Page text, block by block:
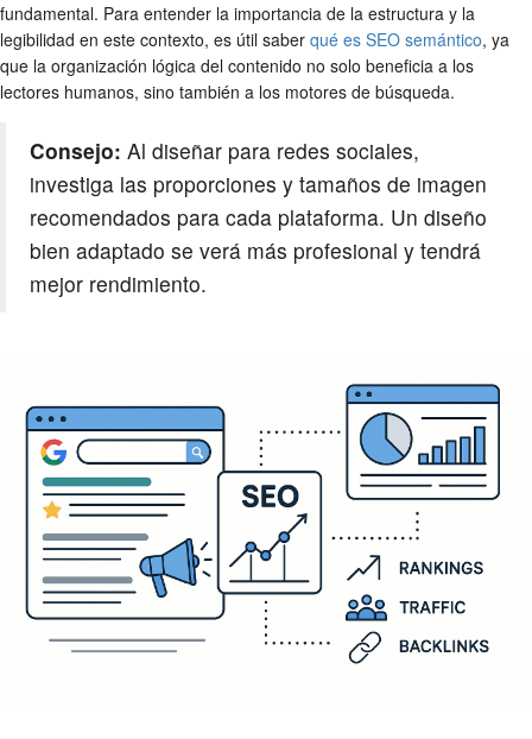
fundamental. Para entender la importancia de la estructura y la
legibilidad en este contexto, es útil saber qué es SEO semántico, ya
que la organización lógica del contenido no solo beneficia a los
lectores humanos, sino también a los motores de búsqueda.
Consejo: Al diseñar para redes sociales,
investiga las proporciones y tamaños de imagen
recomendados para cada plataforma. Un diseño
bien adaptado se verá más profesional y tendrá
mejor rendimiento.